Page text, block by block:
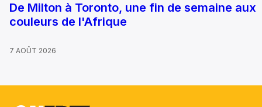
De Milton à Toronto, une fin de semaine aux
couleurs de l'Afrique
7 AOÛT 2026